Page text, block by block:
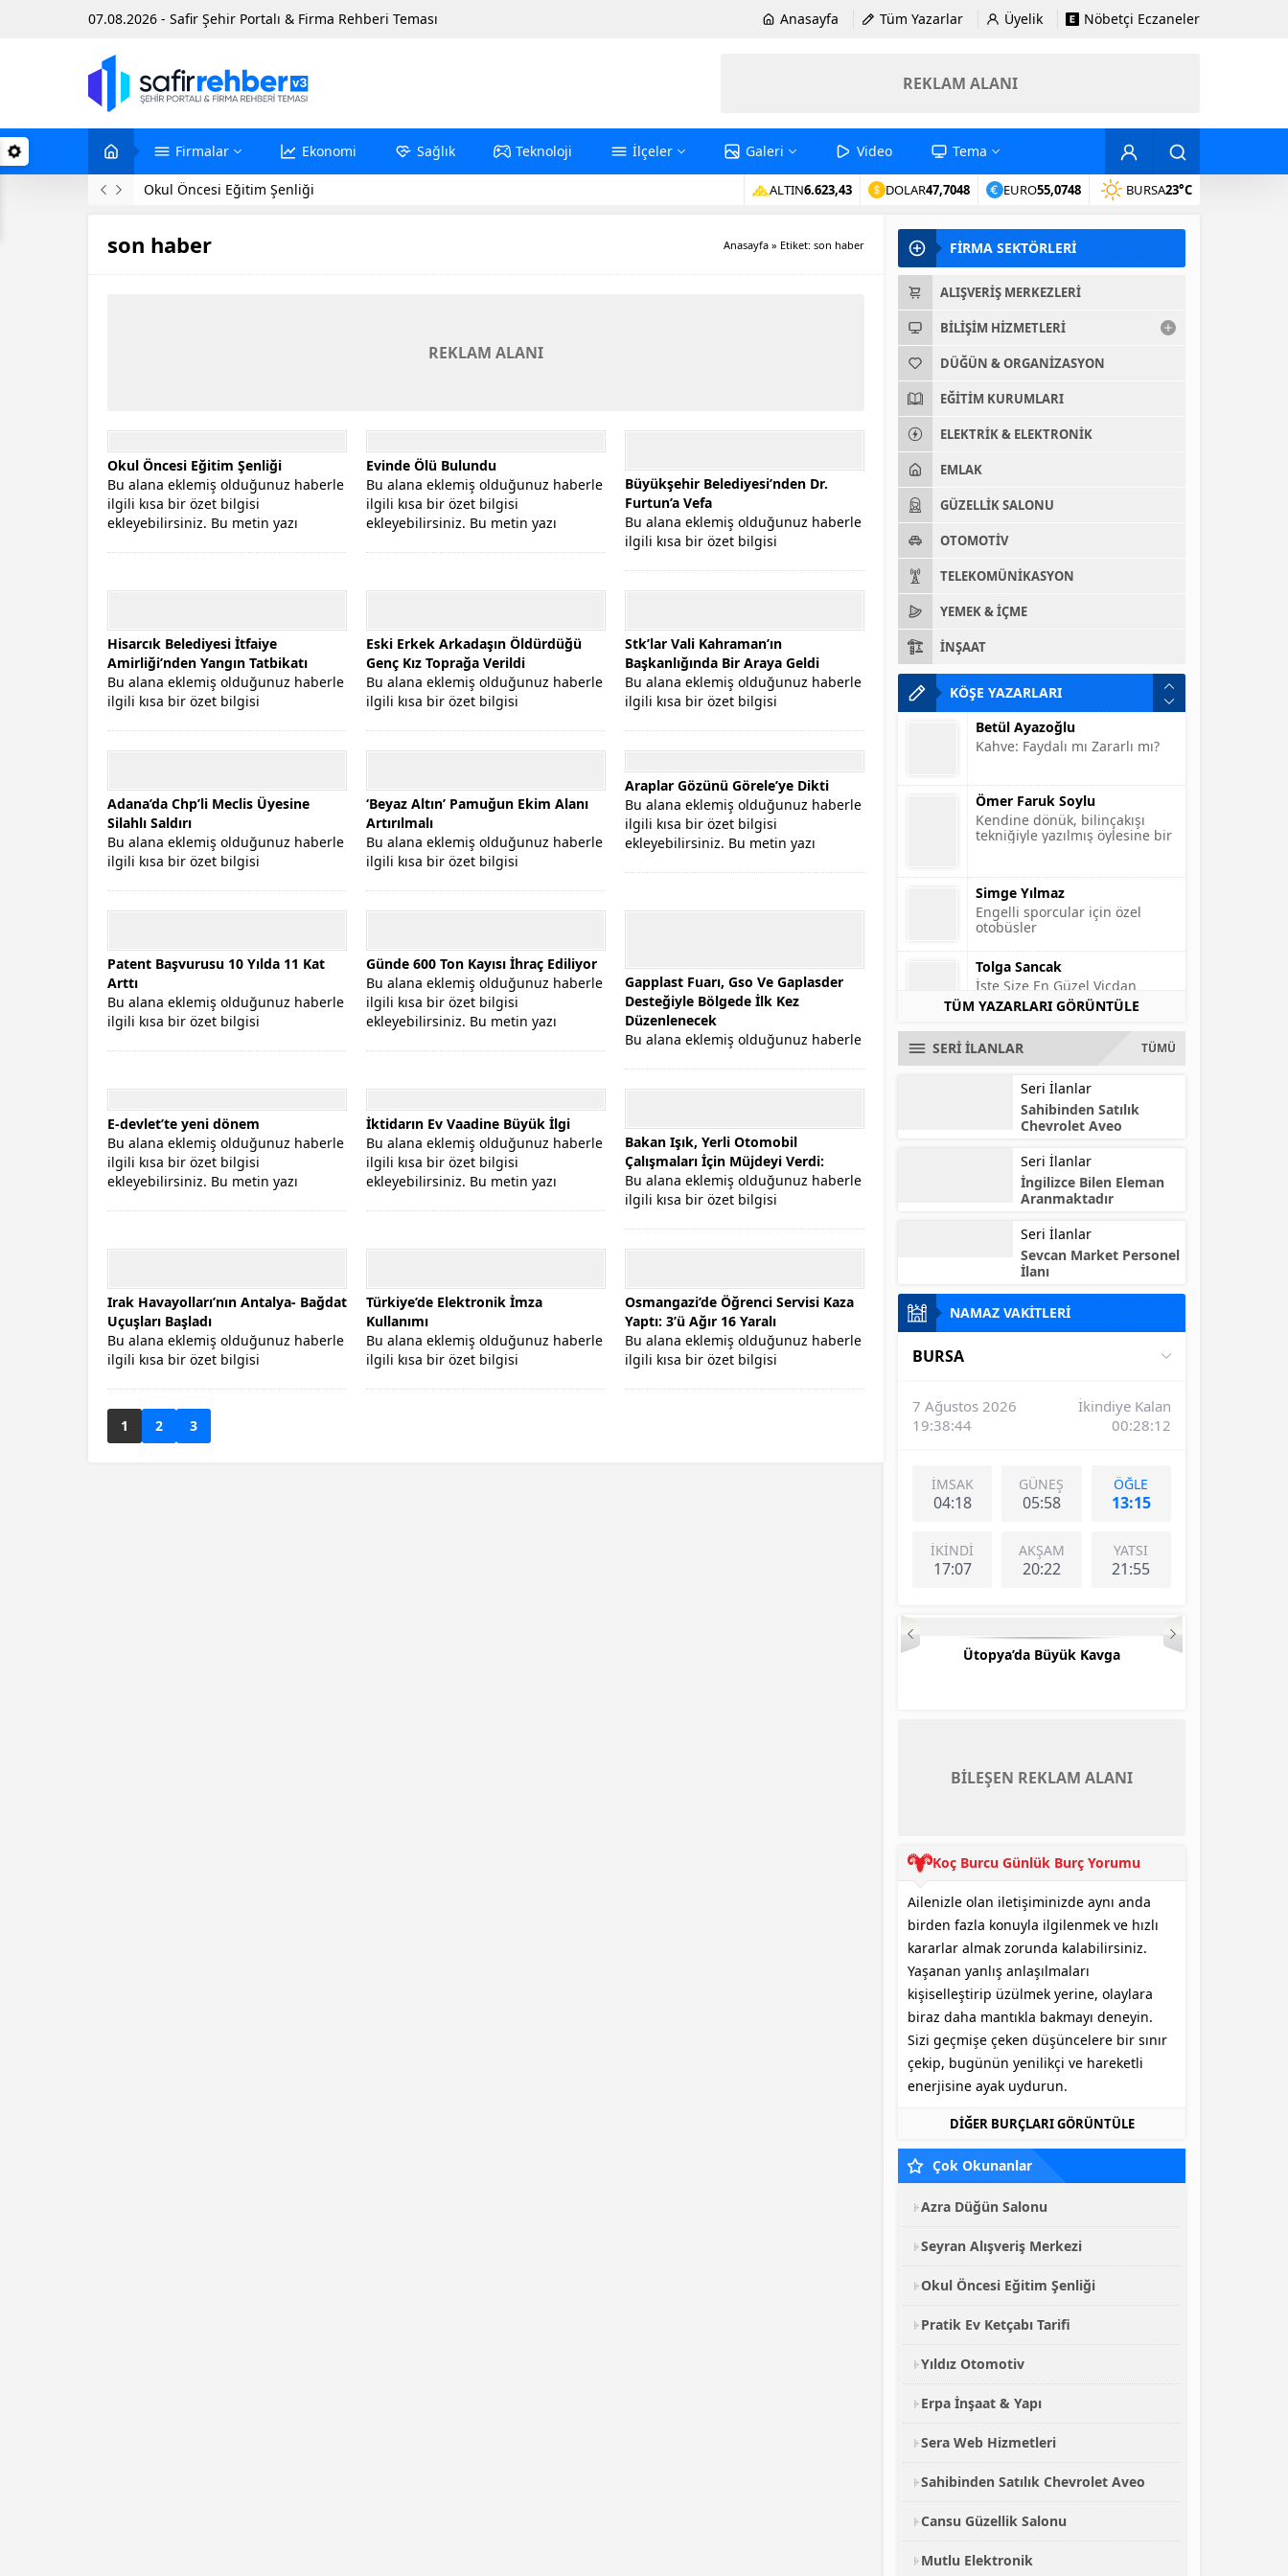
07.08.2026 - Safir Şehir Portalı & Firma Rehberi Teması Anasayfa Tüm Yazarlar Üyelik Nöbetçi Eczaneler
REKLAM ALANI
Firmalar Ekonomi Sağlık Teknoloji İlçeler Galeri Video Tema
Evinde Ölü Bulundu ALTIN6.623,43 DOLAR47,7048 EURO55,0748 BURSA23°C
son haber Anasayfa » Etiket: son haber
REKLAM ALANI
Okul Öncesi Eğitim Şenliği
Bu alana eklemiş olduğunuz haberle
ilgili kısa bir özet bilgisi
ekleyebilirsiniz. Bu metin yazı
Evinde Ölü Bulundu
Bu alana eklemiş olduğunuz haberle
ilgili kısa bir özet bilgisi
ekleyebilirsiniz. Bu metin yazı
Büyükşehir Belediyesi’nden Dr.
Furtun’a Vefa
Bu alana eklemiş olduğunuz haberle
ilgili kısa bir özet bilgisi
Hisarcık Belediyesi İtfaiye
Amirliği’nden Yangın Tatbikatı
Bu alana eklemiş olduğunuz haberle
ilgili kısa bir özet bilgisi
Eski Erkek Arkadaşın Öldürdüğü
Genç Kız Toprağa Verildi
Bu alana eklemiş olduğunuz haberle
ilgili kısa bir özet bilgisi
Stk’lar Vali Kahraman’ın
Başkanlığında Bir Araya Geldi
Bu alana eklemiş olduğunuz haberle
ilgili kısa bir özet bilgisi
Adana’da Chp’li Meclis Üyesine
Silahlı Saldırı
Bu alana eklemiş olduğunuz haberle
ilgili kısa bir özet bilgisi
‘Beyaz Altın’ Pamuğun Ekim Alanı
Artırılmalı
Bu alana eklemiş olduğunuz haberle
ilgili kısa bir özet bilgisi
Araplar Gözünü Görele’ye Dikti
Bu alana eklemiş olduğunuz haberle
ilgili kısa bir özet bilgisi
ekleyebilirsiniz. Bu metin yazı
Patent Başvurusu 10 Yılda 11 Kat
Arttı
Bu alana eklemiş olduğunuz haberle
ilgili kısa bir özet bilgisi
Günde 600 Ton Kayısı İhraç Ediliyor
Bu alana eklemiş olduğunuz haberle
ilgili kısa bir özet bilgisi
ekleyebilirsiniz. Bu metin yazı
Gapplast Fuarı, Gso Ve Gaplasder
Desteğiyle Bölgede İlk Kez
Düzenlenecek
Bu alana eklemiş olduğunuz haberle
E-devlet’te yeni dönem
Bu alana eklemiş olduğunuz haberle
ilgili kısa bir özet bilgisi
ekleyebilirsiniz. Bu metin yazı
İktidarın Ev Vaadine Büyük İlgi
Bu alana eklemiş olduğunuz haberle
ilgili kısa bir özet bilgisi
ekleyebilirsiniz. Bu metin yazı
Bakan Işık, Yerli Otomobil
Çalışmaları İçin Müjdeyi Verdi:
Bu alana eklemiş olduğunuz haberle
ilgili kısa bir özet bilgisi
Irak Havayolları’nın Antalya- Bağdat
Uçuşları Başladı
Bu alana eklemiş olduğunuz haberle
ilgili kısa bir özet bilgisi
Türkiye’de Elektronik İmza
Kullanımı
Bu alana eklemiş olduğunuz haberle
ilgili kısa bir özet bilgisi
Osmangazi’de Öğrenci Servisi Kaza
Yaptı: 3’ü Ağır 16 Yaralı
Bu alana eklemiş olduğunuz haberle
ilgili kısa bir özet bilgisi
1
2 3
FİRMA SEKTÖRLERİ
ALIŞVERIŞ MERKEZLERI
BILIŞIM HIZMETLERI
DÜĞÜN & ORGANIZASYON
EĞITIM KURUMLARI
ELEKTRIK & ELEKTRONIK
EMLAK
GÜZELLIK SALONU
OTOMOTIV
TELEKOMÜNIKASYON
YEMEK & İÇME
İNŞAAT
KÖŞE YAZARLARI
Betül Ayazoğlu
Kahve: Faydalı mı Zararlı mı?
Kendine dönük, bilinçakışı
tekniğiyle yazılmış öylesine bir
yazı…
Engelli sporcular için özel
otobüsler
İşte Size En Güzel Vicdan
Rahatlatma Yöntemleri!
kullanılabilir mi?
TÜM YAZARLARI GÖRÜNTÜLE
SERİ İLANLAR TÜMÜ
Seri İlanlar
Sahibinden Satılık
Chevrolet Aveo
Seri İlanlar
İngilizce Bilen Eleman
Aranmaktadır
Seri İlanlar
Sevcan Market Personel
İlanı
NAMAZ VAKİTLERİ
BURSA
7 Ağustos 2026
19:38:44
İkindiye Kalan
00:28:11
İMSAK
04:18
GÜNEŞ
05:58
ÖĞLE
13:15
İKİNDİ
17:07
AKŞAM
20:22
YATSI
21:55
Ütopya’da Büyük Kavga
BİLEŞEN REKLAM ALANI
Koç Burcu Günlük Burç Yorumu
Ailenizle olan iletişiminizde aynı anda
birden fazla konuyla ilgilenmek ve hızlı
kararlar almak zorunda kalabilirsiniz.
Yaşanan yanlış anlaşılmaları
kişiselleştirip üzülmek yerine, olaylara
biraz daha mantıkla bakmayı deneyin.
Sizi geçmişe çeken düşüncelere bir sınır
çekip, bugünün yenilikçi ve hareketli
enerjisine ayak uydurun.
DİĞER BURÇLARI GÖRÜNTÜLE
Çok Okunanlar
Azra Düğün Salonu
Seyran Alışveriş Merkezi
Okul Öncesi Eğitim Şenliği
Pratik Ev Ketçabı Tarifi
Yıldız Otomotiv
Erpa İnşaat & Yapı
Sera Web Hizmetleri
Sahibinden Satılık Chevrolet Aveo
Cansu Güzellik Salonu
Mutlu Elektronik